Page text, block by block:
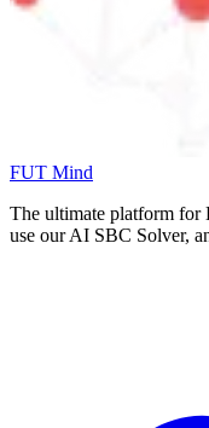
FUT Mind
The ultimate platform for
use our AI SBC Solver,